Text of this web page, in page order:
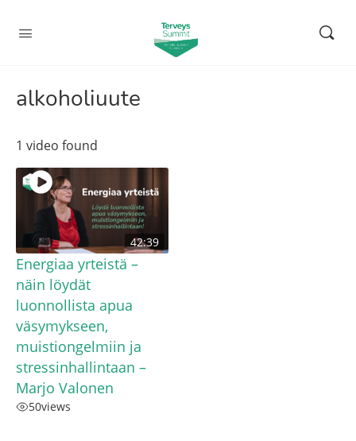
alkoholiuute
1 video found
42:39
Energiaa yrteistä –
näin löydät
luonnollista apua
väsymykseen,
muistiongelmiin ja
stressinhallintaan –
Marjo Valonen
50views